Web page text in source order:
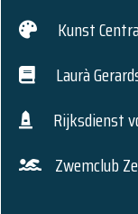
Kunst
Laurà
Rijksdienst
Zwemclub